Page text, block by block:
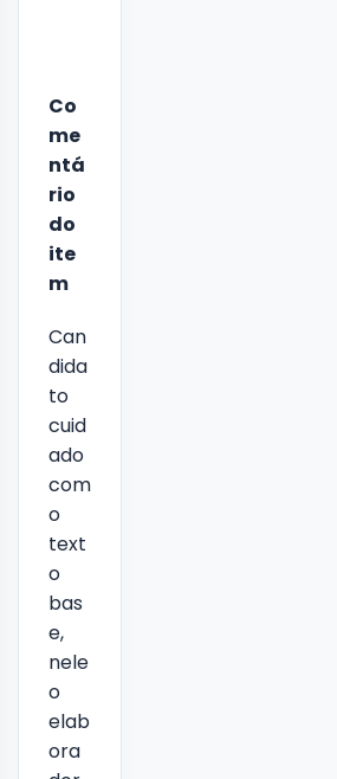
Co
me
ntá
rio
do
ite
m
Can
dida
to
cuid
ado
com
o
text
o
bas
e,
nele
o
elab
ora